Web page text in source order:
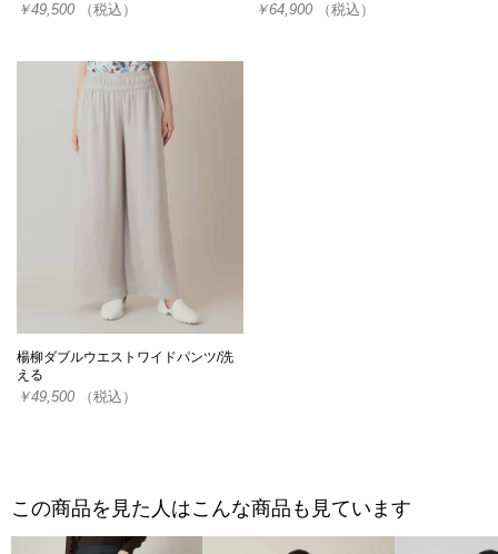
￥49,500 （税込） ￥64,900 （税込）
楊柳ダブルウエストワイドパンツ/洗
える
￥49,500 （税込）
この商品を見た人はこんな商品も見ています